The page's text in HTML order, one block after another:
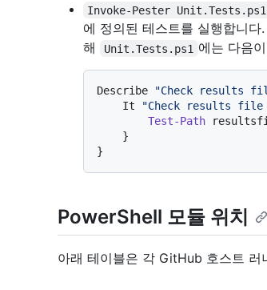
Invoke-Pester
에 정의된 테스트를 실행합니
해
Unit.Tests.ps1 에는 다음
Describe "Check results
    It
"Check results
Test-Path
PowerShell 모듈 위치
아래 테이블은 각 GitHub 호스트